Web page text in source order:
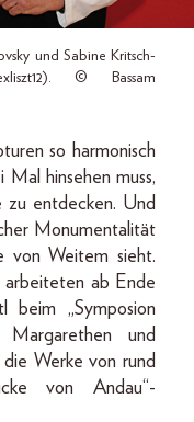
und Sabine Kritsch-
© Bassam
so harmonisch
hinsehen muss,
zu entdecken. Und
Monumentalität
von Weitem sieht.
arbeiteten ab Ende
„Symposion
Margarethen und
Werke von rund
von Andau“-